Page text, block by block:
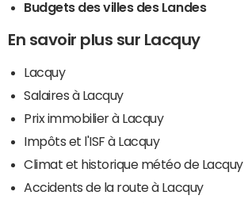
Budgets des villes des Landes
En savoir plus sur Lacquy
Lacquy
Salaires à Lacquy
Prix immobilier à Lacquy
Impôts et l'ISF à Lacquy
Climat et historique météo de Lacquy
Accidents de la route à Lacquy